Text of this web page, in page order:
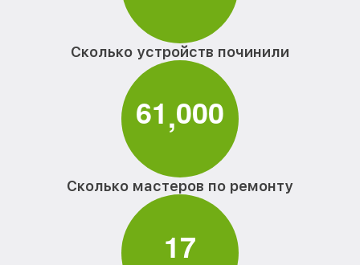
Сколько устройств починили
61,000
Сколько мастеров по ремонту
17